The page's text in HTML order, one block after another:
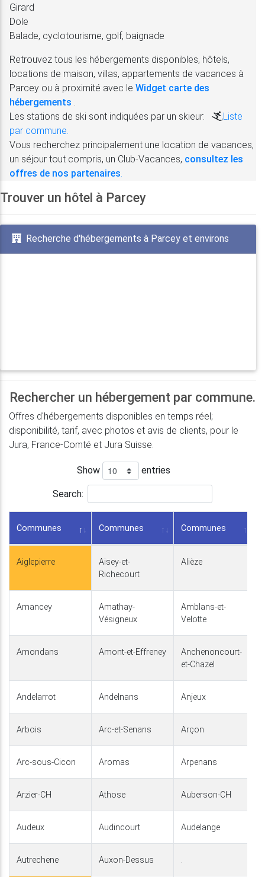
Girard
Dole
Balade, cyclotourisme, golf, baignade
Retrouvez tous les hébergements disponibles, hôtels,
locations de maison, villas, appartements de vacances à
Parcey ou à proximité avec le Widget carte des
hébergements
Les stations de ski sont indiquées par un skieur:
,Liste
par commune.
Vous recherchez principalement une location de vacances,
un séjour tout compris, un Club-Vacances, consultez les
offres de nos partenaires
Trouver un hôtel à Parcey
Recherche d'hébergements à Parcey et environs
Rechercher un hébergement par commune.
Offres d'hébergements disponibles en temps réel;
disponibilité, tarif, avec photos et avis de clients, pour le
Jura, France-Comté et Jura Suisse.
Show entries
Search:
Communes Communes Communes
Aiglepierre
Aisey-et-
Richecourt
Alièze
Amancey
Amathay-
Vésigneux
Amblans-et-
Velotte
Amondans Amont-et-Effreney
Anchenoncourt-
et-Chazel
Andelarrot Andelnans Anjeux
Arbois Arc-et-Senans Arçon
Arc-sous-Cicon Aromas Arpenans
Arzier-CH Athose Auberson-CH
Audeux Audincourt Audelange
Autrechene Auxon-Dessus .